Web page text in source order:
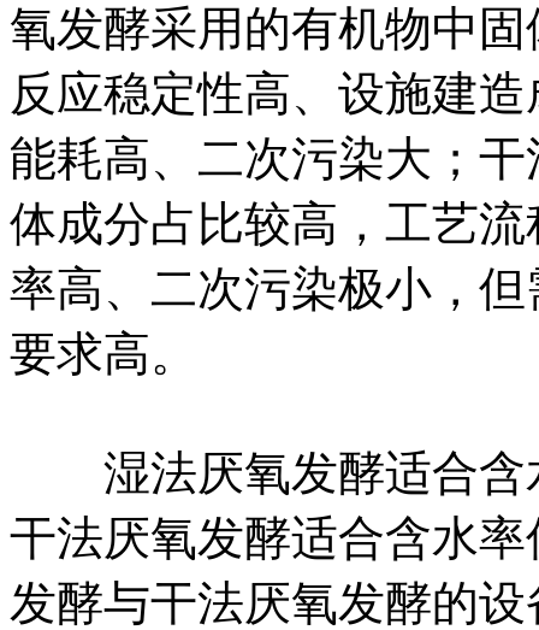
氧发酵采用的有机物中
反应稳定性高、设施建
能耗高、二次污染大；
体成分占比较高，工艺
率高、二次污染极小，
要求高。
湿法厌氧发酵适合含
干法厌氧发酵适合含水
发酵与干法厌氧发酵的